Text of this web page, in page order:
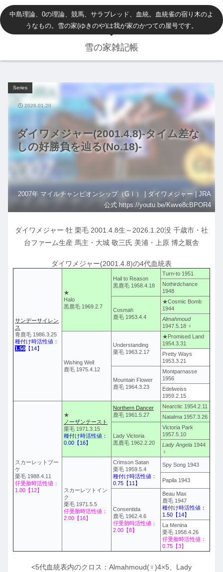
中島理論、0の理論、競馬、サラブレッド、血統。血統雀の宿り木のよ
うなもの。雪の家(ゆきのや)は我が家のかつての屋号です。
雪の家雑記帳
ダイワメジャー(2001.4.8)-タイム差な
しの好勝負を辿る(No.18)-
Series
2007年 マイルチャンピオンシップ（GⅠ） | ダイワメジャー | JRA
公式 https://youtu.be/Kwve8cBPOR4
2026.01.20
ダイワメジャー 牡 栗毛 2001.4.8生～2026.1.20没 千歳市・社
台ファーム生産 馬主・大城 敬三氏 美浦・上原 博之厩舎
ダイワメジャー(2001.4.8)の4代血統表
サンデーサイレン
ス
青鹿毛 1986.3.25
種付け時活性値：
1.50 【14】
★
Halo
黒鹿毛 1969.2.7
Hail to Reason
黒鹿毛 1958.4.18
Turn-to 1951
Nothirdchance
1948
Cosmah
鹿毛 1953.4.4
★Cosmic Bomb
1944
Almahmoud
1947.5.18 ♀
Wishing Well
鹿毛 1975.4.12
Understanding
栗毛 1963.2.17
★Promised Land
1954.3.31
Pretty Ways
1953.3.21
Mountain Flower
鹿毛 1964.3.23
Montparnasse
1956
Edelweiss
1959.2.15
スカーレットブー
ケ
栗毛 1988.4.11
仔受胎時活性値：
1.00【12】
★
ノーザンテースト
栗毛 1971.3.15
種付け時活性値：
0.00【16】
Northern Dancer
鹿毛 1961.5.27
Nearctic 1954.2.11
Natalma 1957.3.26
Lady Victoria
黒鹿毛 1962.2.20
Victoria Park
1957.5.10
Lady Angela 1944
♀
スカーレツトイン
ク
栗毛 1971.5.5
仔受胎時活性値：
2.00【16】
Crimson Satan
栗毛 1959.5.4
種付け時活性値：
0.75【11】
Spy Song 1943
Papila 1943
Consentida
鹿毛 1962.4.6
仔受胎時活性値：
2.00【8】
Beau Max
鹿毛 1947
種付け時活性値：
1.50【14】
La Menina
栗毛 1958.4.26
仔受胎時活性値：
0.75【3】
<5代血統表内のクロス：Almahmoud(♀)4×5、Lady